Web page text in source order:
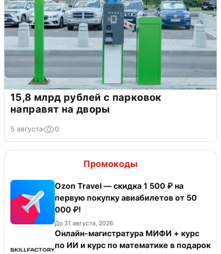
15,8 млрд рублей с парковок
направят на дворы
5 августа 0
Промокоды
Ozon Travel — скидка 1 500 ₽ на
первую покупку авиабилетов от 50
000 ₽!
До 31 августа, 2026
Онлайн-магистратура МИФИ + курс
по ИИ и курс по математике в подарок